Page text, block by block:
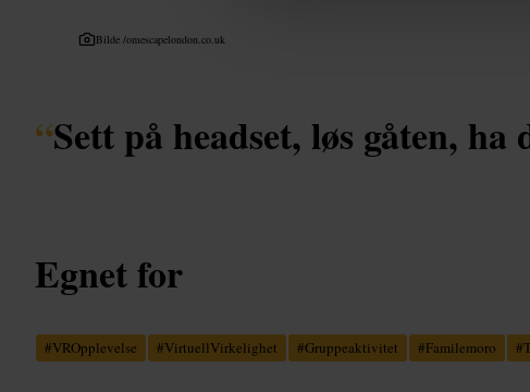
Bilde /omescapelondon.co.uk
“Sett på headset, løs gåten, ha
Egnet for
#VROpplevelse #VirtuellVirkelighet #Gruppeaktivitet #Familemoro #